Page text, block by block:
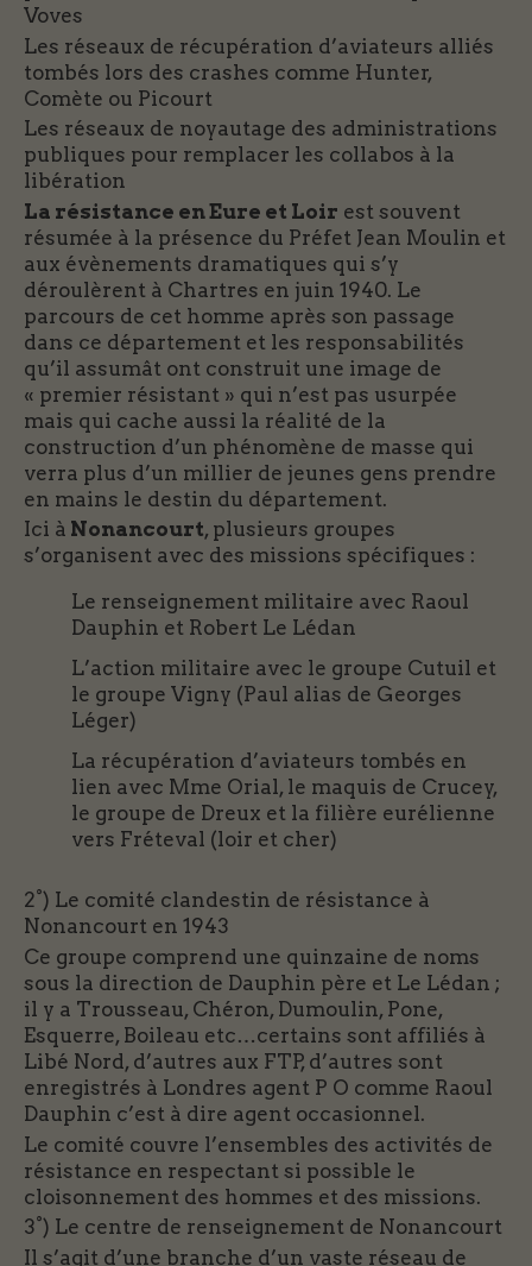
Voves
Les réseaux de récupération d’aviateurs alliés
tombés lors des crashes comme Hunter,
Comète ou Picourt
Les réseaux de noyautage des administrations
publiques pour remplacer les collabos à la
libération
La résistance en Eure et Loir est souvent
résumée à la présence du Préfet Jean Moulin et
aux évènements dramatiques qui s’y
déroulèrent à Chartres en juin 1940. Le
parcours de cet homme après son passage
dans ce département et les responsabilités
qu’il assumât ont construit une image de
« premier résistant » qui n’est pas usurpée
mais qui cache aussi la réalité de la
construction d’un phénomène de masse qui
verra plus d’un millier de jeunes gens prendre
en mains le destin du département.
Ici à Nonancourt, plusieurs groupes
s’organisent avec des missions spécifiques :
Le renseignement militaire avec Raoul
Dauphin et Robert Le Lédan
L’action militaire avec le groupe Cutuil et
le groupe Vigny (Paul alias de Georges
Léger)
La récupération d’aviateurs tombés en
lien avec Mme Orial, le maquis de Crucey,
le groupe de Dreux et la filière eurélienne
vers Fréteval (loir et cher)
2°) Le comité clandestin de résistance à
Nonancourt en 1943
Ce groupe comprend une quinzaine de noms
sous la direction de Dauphin père et Le Lédan ;
il y a Trousseau, Chéron, Dumoulin, Pone,
Esquerre, Boileau etc…certains sont affiliés à
Libé Nord, d’autres aux FTP, d’autres sont
enregistrés à Londres agent P O comme Raoul
Dauphin c’est à dire agent occasionnel.
Le comité couvre l’ensembles des activités de
résistance en respectant si possible le
cloisonnement des hommes et des missions.
3°) Le centre de renseignement de Nonancourt
Il s’agit d’une branche d’un vaste réseau de